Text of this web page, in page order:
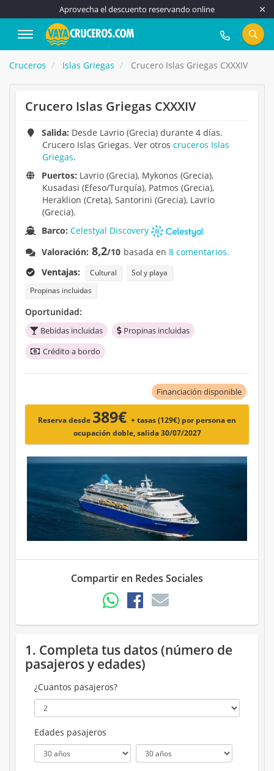
Aprovecha el descuento reservando online
917 815 555
Cruceros Islas Griegas Crucero Islas Griegas CXXXIV
Crucero Islas Griegas CXXXIV
Salida: Desde Lavrio (Grecia) durante 4 días.
Crucero Islas Griegas. Ver otros cruceros Islas
Griegas.
Puertos: Lavrio (Grecia), Mykonos (Grecia),
Kusadasi (Efeso/Turquía), Patmos (Grecia),
Heraklion (Creta), Santorini (Grecia), Lavrio
(Grecia).
Barco:Celestyal Discovery
Valoración: 8,2/10 basada en8 comentarios.
Ventajas:
Cultural
Sol y playa
Propinas incluidas
Oportunidad:
Bebidas incluidas
Propinas incluidas
Crédito a bordo
Financiación disponible
Reserva desde 389€ + tasas (129€) por persona en
ocupación doble, salida 30/07/2027
Compartir en Redes Sociales
1. Completa tus datos (número de
pasajeros y edades)
¿Cuantos pasajeros?
Edades pasajeros